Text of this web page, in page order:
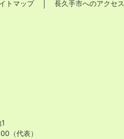
トマップ 長久手市へのアクセス
（代表）